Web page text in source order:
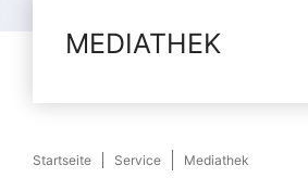
MEDIATHEK
Startseite Service Mediathek